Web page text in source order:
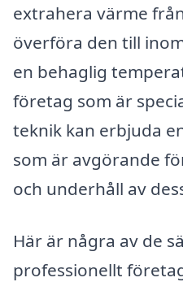
extrahera värme
överföra den till
en behaglig
företag som är
teknik kan erbjuda
som är avgörande
och underhåll av
Här är några av de
professionellt